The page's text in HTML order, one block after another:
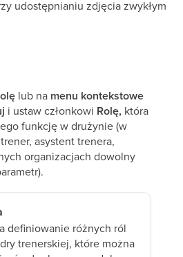
udostępnianiu zdjęcia zwykłym
lub na menu kontekstowe
i ustaw członkowi Rolę, która
funkcję w drużynie (w
asystent trenera,
organizacjach dowolny
definiowanie różnych ról
trenerskiej, które można